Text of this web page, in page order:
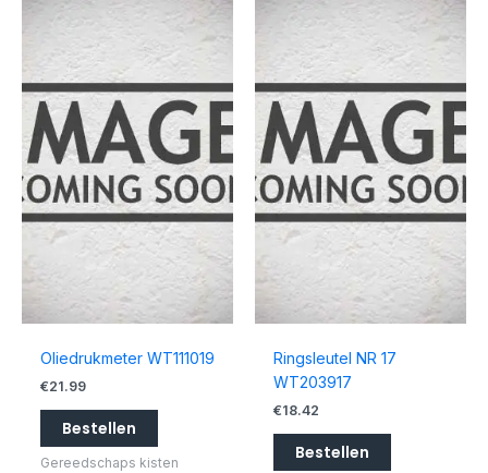
Oliedrukmeter WT111019
€21.99
Bestellen
Gereedschaps kisten
Ringsleutel NR 17
WT203917
€18.42
Bestellen